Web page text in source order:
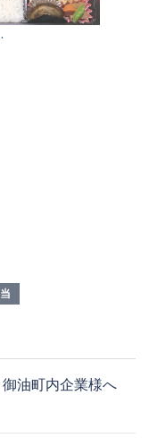
油町内企業様へ